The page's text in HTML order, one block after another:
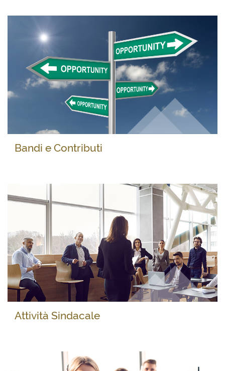
Bandi e Contributi
Attività Sindacale